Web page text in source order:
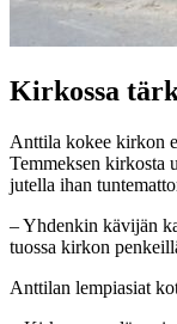
Kirkossa
Anttila kokee kirkon
Temmeksen kirkosta
jutella ihan
– Yhdenkin kävijän
tuossa kirkon
Anttilan lempiasiat